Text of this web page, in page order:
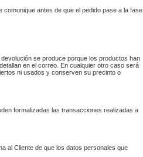
antes de que el pedido pase a la fase
se produce porque los productos han
en el correo. En cualquier otro caso será
ni usados y conserven su precinto o
formalizadas las transacciones realizadas a
al Cliente de que los datos personales que